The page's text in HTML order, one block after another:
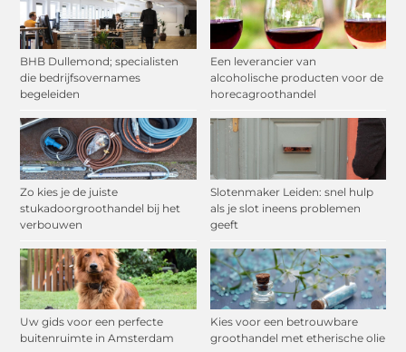
BHB Dullemond; specialisten
die bedrijfsovernames
begeleiden
Een leverancier van
alcoholische producten voor de
horecagroothandel
Zo kies je de juiste
stukadoorgroothandel bij het
verbouwen
Slotenmaker Leiden: snel hulp
als je slot ineens problemen
geeft
Uw gids voor een perfecte
buitenruimte in Amsterdam
Kies voor een betrouwbare
groothandel met etherische olie